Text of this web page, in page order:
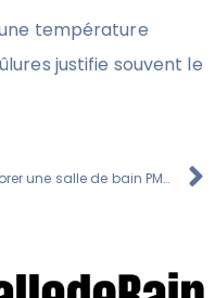
température
justifie souvent le
Décorer une salle de bain PMR : Les petits détails qui font la différence